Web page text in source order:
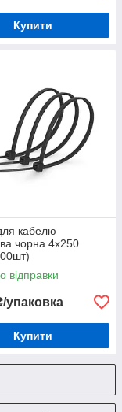
Купити
кабелю
чорна 4х250
відправки
упаковка
Купити